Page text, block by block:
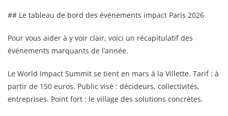
## Le tableau de bord des événements impact Paris 2026
Pour vous aider à y voir clair, voici un récapitulatif des
événements marquants de l’année.
Le World Impact Summit se tient en mars à la Villette. Tarif : à
partir de 150 euros. Public visé : décideurs, collectivités,
entreprises. Point fort : le village des solutions concrètes.